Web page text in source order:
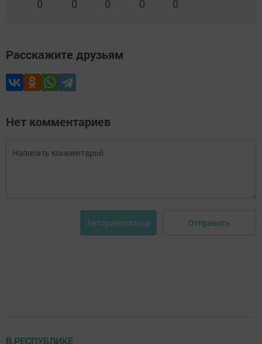
0 0 0 0 0
Расскажите друзьям
Нет комментариев
Авторизоваться Отправить
В РЕСПУБЛИКЕ